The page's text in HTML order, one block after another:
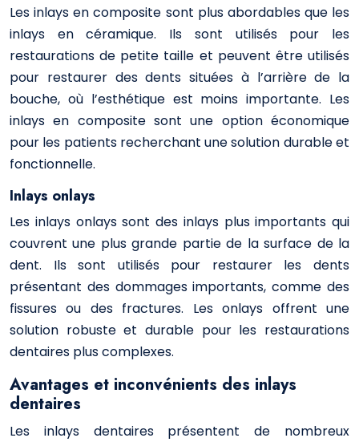
Les inlays en composite sont plus abordables que les
inlays en céramique. Ils sont utilisés pour les
restaurations de petite taille et peuvent être utilisés
pour restaurer des dents situées à l’arrière de la
bouche, où l’esthétique est moins importante. Les
inlays en composite sont une option économique
pour les patients recherchant une solution durable et
fonctionnelle.
Inlays onlays
Les inlays onlays sont des inlays plus importants qui
couvrent une plus grande partie de la surface de la
dent. Ils sont utilisés pour restaurer les dents
présentant des dommages importants, comme des
fissures ou des fractures. Les onlays offrent une
solution robuste et durable pour les restaurations
dentaires plus complexes.
Avantages et inconvénients des inlays
dentaires
Les inlays dentaires présentent de nombreux